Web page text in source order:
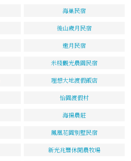
海巢民宿
後山歲月民宿
邀月民宿
米棧觀光農園民宿
理想大地渡假飯店
怡園渡假村
海揚農莊
鳳凰花園別墅民宿
新光兆豐休閒農牧場